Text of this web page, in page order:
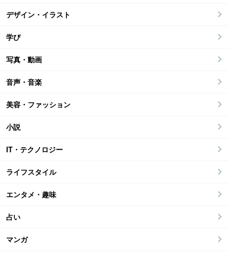
デザイン・イラスト
学び
写真・動画
音声・音楽
美容・ファッション
小説
IT・テクノロジー
ライフスタイル
エンタメ・趣味
占い
マンガ